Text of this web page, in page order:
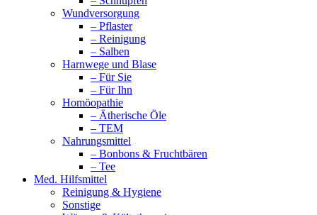
Wundversorgung
– Pflaster
– Reinigung
– Salben
Harnwege und Blase
– Für Sie
– Für Ihn
Homöopathie
– Ätherische Öle
– TEM
Nahrungsmittel
– Bonbons & Fruchtbären
– Tee
Med. Hilfsmittel
Reinigung & Hygiene
Sonstige